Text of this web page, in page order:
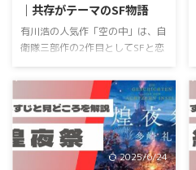
けに、格差社会や環境問題、人間
にとって本当の幸せとは何かを描
く社会派ドラマへ変化していきま
す。 そのため、ダウンサイズの
ネタバレやあらすじを調べても、
結末の意味がわかりにくい、ポー
ルはなぜシェルターから戻ったの
...
｜共存がテーマのSF物語
有川浩の人気作「空の中」は、自
衛隊三部作の2作目としてSFと恋
愛が融合した独特の世界観を描
き、多くの読者から高い評価を受
けています。本記事では、「空の
中」の基本情報や、作者・有川浩
のプロフィールを紹介しつつ、物
語を彩る登場人物やあらすじを詳
しく解説します。また、自衛隊三
2025/6/24